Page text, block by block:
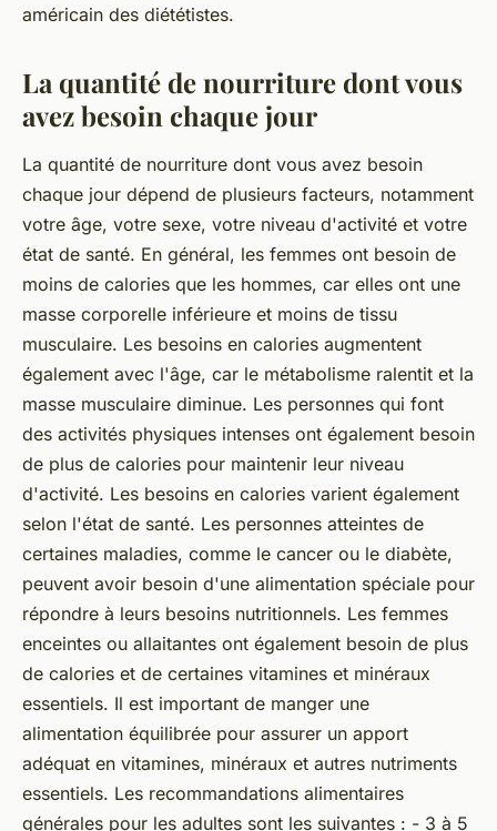
américain des diététistes.
La quantité de nourriture dont vous
avez besoin chaque jour
La quantité de nourriture dont vous avez besoin
chaque jour dépend de plusieurs facteurs, notamment
votre âge, votre sexe, votre niveau d'activité et votre
état de santé. En général, les femmes ont besoin de
moins de calories que les hommes, car elles ont une
masse corporelle inférieure et moins de tissu
musculaire. Les besoins en calories augmentent
également avec l'âge, car le métabolisme ralentit et la
masse musculaire diminue. Les personnes qui font
des activités physiques intenses ont également besoin
de plus de calories pour maintenir leur niveau
d'activité. Les besoins en calories varient également
selon l'état de santé. Les personnes atteintes de
certaines maladies, comme le cancer ou le diabète,
peuvent avoir besoin d'une alimentation spéciale pour
répondre à leurs besoins nutritionnels. Les femmes
enceintes ou allaitantes ont également besoin de plus
de calories et de certaines vitamines et minéraux
essentiels. Il est important de manger une
alimentation équilibrée pour assurer un apport
adéquat en vitamines, minéraux et autres nutriments
essentiels. Les recommandations alimentaires
générales pour les adultes sont les suivantes : - 3 à 5